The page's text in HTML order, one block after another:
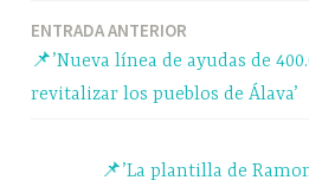
pp m rti
r
Navegación
de
ENTRADA ANTERIOR
📌’Nueva línea de ayudas de
revitalizar los pueblos de Álava’
📌’La plantilla de